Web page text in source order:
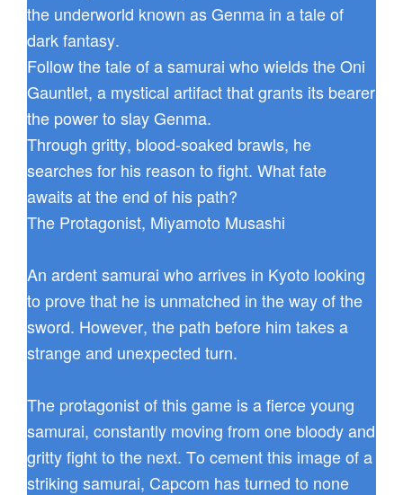
the underworld known as Genma in a tale of
dark fantasy.
Follow the tale of a samurai who wields the Oni
Gauntlet, a mystical artifact that grants its bearer
the power to slay Genma.
Through gritty, blood-soaked brawls, he
searches for his reason to fight. What fate
awaits at the end of his path?
The Protagonist, Miyamoto Musashi
An ardent samurai who arrives in Kyoto looking
to prove that he is unmatched in the way of the
sword. However, the path before him takes a
strange and unexpected turn.
The protagonist of this game is a fierce young
samurai, constantly moving from one bloody and
gritty fight to the next. To cement this image of a
striking samurai, Capcom has turned to none